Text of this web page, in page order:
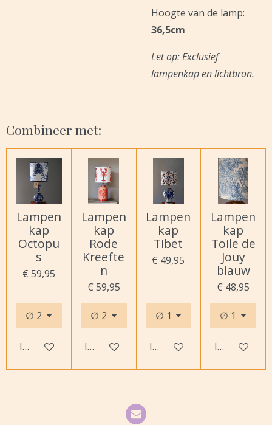
Hoogte van de lamp:
36,5cm
Let op: Exclusief
lampenkap en lichtbron.
Combineer met:
Lampen
kap
Octopu
s
€ 59,95
In winkelwagen
Lampen
kap
Rode
Kreefte
n
€ 59,95
In winkelwagen
Lampen
kap
Tibet
€ 49,95
In winkelwagen
Lampen
kap
Toile de
Jouy
blauw
€ 48,95
In